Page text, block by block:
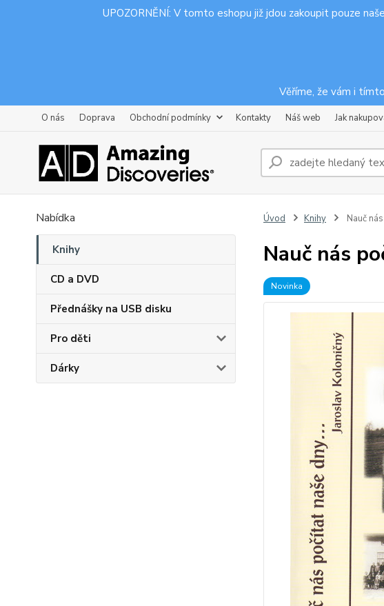
UPOZORNĚNÍ: V tomto eshopu již jdou zakoupit pouze naše
Věříme, že vám i
O nás Doprava Obchodní podmínky Kontakty Náš web Jak
Nabídka
Knihy
CD a DVD
Přednášky na USB disku
Pro děti
Dárky
Úvod Knihy Nauč
Nauč nás
Novinka